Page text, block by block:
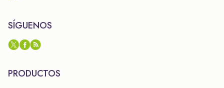
SÍGUENOS
PRODUCTOS